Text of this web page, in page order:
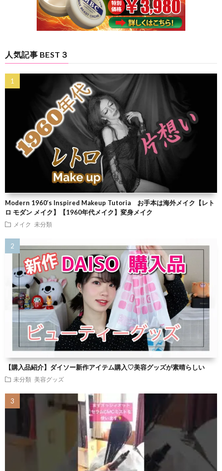
人気記事 BEST３
Modern 1960’s Inspired Makeup Tutoria お手本は海外メイク【レト
ロ モダン メイク】【1960年代メイク】変身メイク
メイク 未分類
【購入品紹介】ダイソー新作アイテム購入♡美容グッズが素晴らしい
未分類 美容グッズ